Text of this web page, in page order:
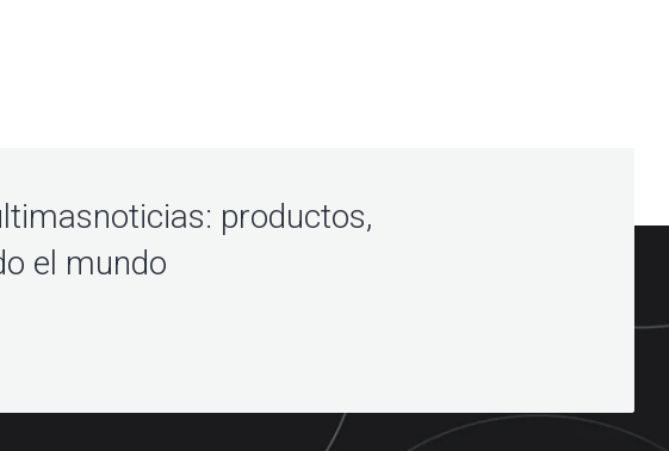
productos,
el mundo